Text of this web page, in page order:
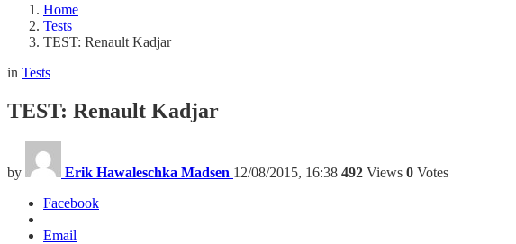
Home
Tests
TEST: Renault Kadjar
in Tests
TEST: Renault Kadjar
by Erik Hawaleschka Madsen 12/08/2015, 16:38 492 Views 0 Votes
Facebook
Email